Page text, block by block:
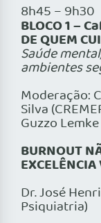
8h45 – 9h30
BLOCO 1 –
DE QUEM
Saúde
ambientes
Moderação:
Silva
Guzzo Lemke
BURNOUT
Dr. José
Psiquiatria)